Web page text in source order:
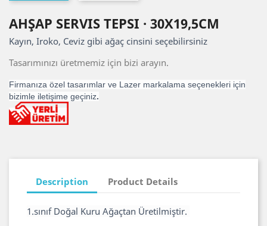
AHŞAP SERVIS TEPSI · 30X19,5CM
Kayın, Iroko, Ceviz gibi ağaç cinsini seçebilirsiniz
Tasarımınızı üretmemiz için bizi arayın.
Firmanıza özel tasarımlar ve Lazer markalama seçenekleri için
bizimle iletişime geçiniz.
Description Product Details
1.sınıf Doğal Kuru Ağaçtan Üretilmiştir.